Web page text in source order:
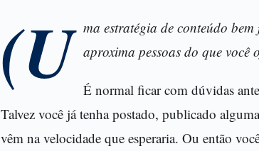
(U ma estratégia de conteúdo
aproxima pessoas do que você
É normal ficar com dúvidas
Talvez você já tenha postado, publicado
vêm na velocidade que esperaria. Ou então